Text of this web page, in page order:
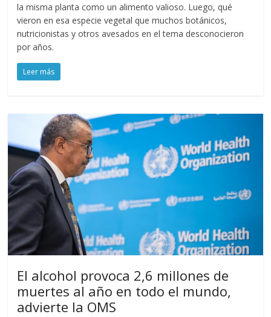
la misma planta como un alimento valioso. Luego, qué
vieron en esa especie vegetal que muchos botánicos,
nutricionistas y otros avesados en el tema desconocieron
por años.
Leer más
El alcohol provoca 2,6 millones de
muertes al año en todo el mundo,
advierte la OMS